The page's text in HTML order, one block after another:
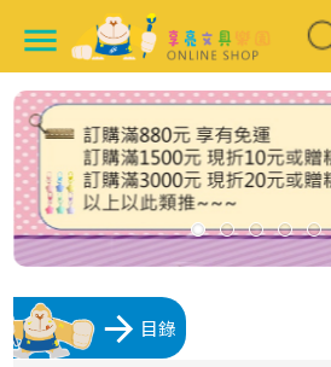
menu
arrow_forward 目錄